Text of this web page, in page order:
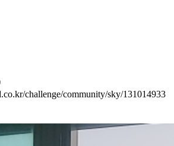
challenge/community/sky/131014933